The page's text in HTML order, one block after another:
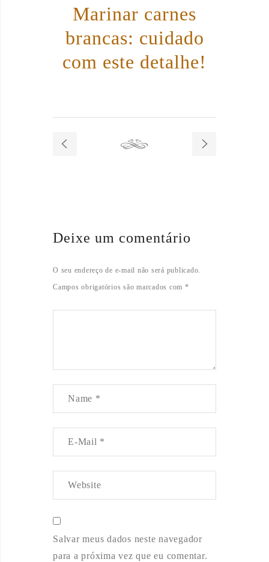
Marinar carnes
brancas: cuidado
com este detalhe!
Deixe um comentário
O seu endereço de e-mail não será publicado.
Campos obrigatórios são marcados com *
Salvar meus dados neste navegador
para a próxima vez que eu comentar.